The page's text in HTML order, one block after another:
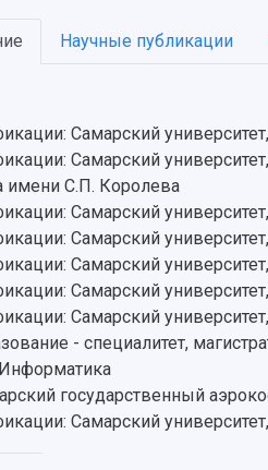
Научные публикации
Самарский
Самарский
имени С.П. Королева
Самарский
Самарский
Самарский
Самарский
Самарский
- специалитет,
государственный
Самарский